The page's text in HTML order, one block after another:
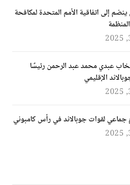
إلى اتفاقية الأمم المتحدة لمكافحة
عبدي محمد عبد الرحمن رئيسًا
الإقليمي
جماعي لقوات جوبالاند في رأس كامبوني